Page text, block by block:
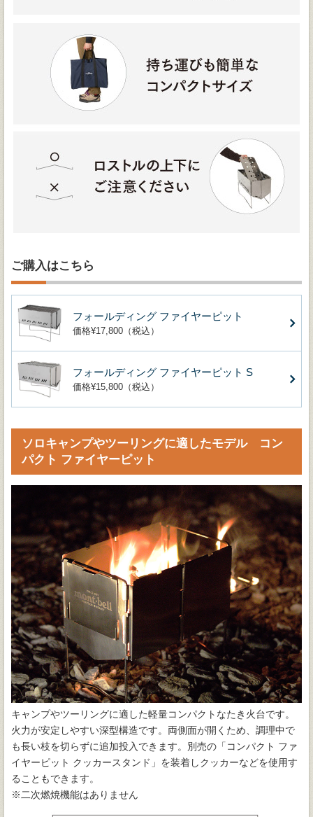
ご購入はこちら
フォールディング ファイヤーピット
価格¥17,800（税込）
フォールディング ファイヤーピット S
価格¥15,800（税込）
ソロキャンプやツーリングに適したモデル コン
パクト ファイヤーピット
キャンプやツーリングに適した軽量コンパクトなたき火台です。
火力が安定しやすい深型構造です。両側面が開くため、調理中で
も長い枝を切らずに追加投入できます。別売の「コンパクト ファ
イヤーピット クッカースタンド」を装着しクッカーなどを使用す
ることもできます。
※二次燃焼機能はありません